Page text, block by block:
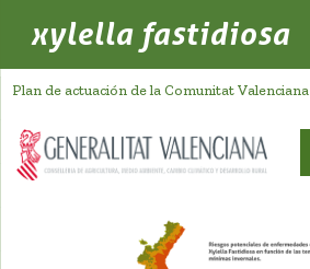
xylella fastidiosa
Plan de actuación de la Comunitat Valenciana